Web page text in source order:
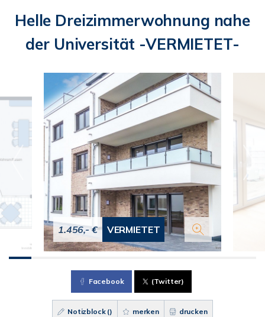
Helle Dreizimmerwohnung nahe
der Universität -VERMIETET-
1.456,- € VERMIETET
Facebook (Twitter)
Notizblock () merken drucken